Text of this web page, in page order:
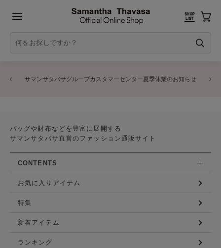
サマンサタバサグループカスタマーセンター夏季休業のお知らせ
バッグや財布などを豊富に展開する
サマンサタバサ直営のファッション通販サイト
CONTENTS
お気に入りアイテム
特集
新着アイテム
ランキング